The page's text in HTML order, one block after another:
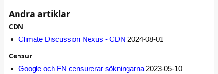
Andra artiklar
CDN
Climate Discussion Nexus - CDN 2024-08-01
Censur
Google och FN censurerar sökningarna 2023-05-10